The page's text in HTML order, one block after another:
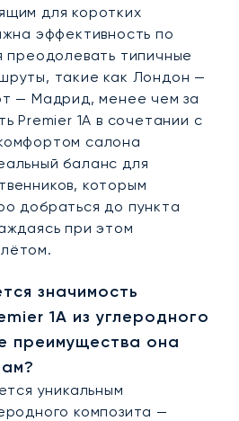
для коротких
эффективность по
преодолевать типичные
такие как Лондон —
— Мадрид, менее чем за
Premier 1A в сочетании с
салона
баланс для
которым
добраться до пункта
при этом
значимость
1A из углеродного
преимущества она
уникальным
композита —